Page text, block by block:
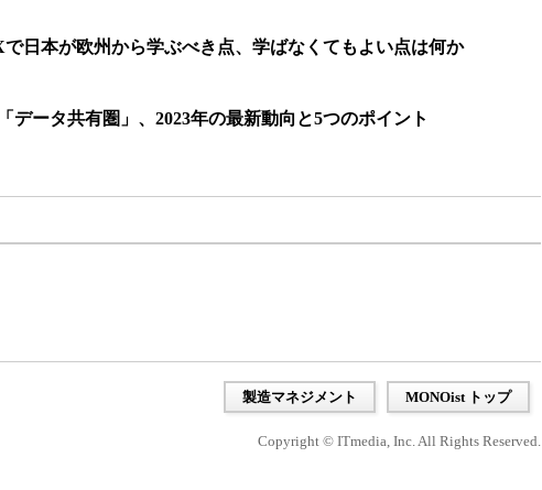
日本が欧州から学ぶべき点、学ばなくてもよい点は何か
データ共有圏」、2023年の最新動向と5つのポイント
製造マネジメント MONOist トップ
Copyright © ITmedia, Inc. All Rights Reserved.